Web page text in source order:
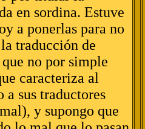
en sordina. Estuve
a ponerlas para no
traducción de
no por simple
caracteriza al
sus traductores
y supongo que